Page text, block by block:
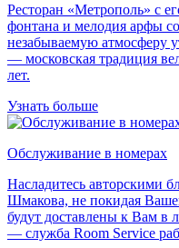
Ресторан «Метрополь» с
фонтана и мелодия арфы
незабываемую атмосферу
— московская традиция
лет.
Узнать больше
Обслуживание в номерах
Насладитесь авторскими
Шмакова, не покидая
будут доставлены к Вам
— служба Room Service